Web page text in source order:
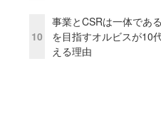
10
事業とCSRは一体であ
を目指すオルビスが10
える理由